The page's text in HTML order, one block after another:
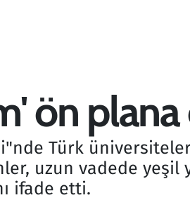
ön plana
Türk
uzun vadede yeşil
ifade etti.